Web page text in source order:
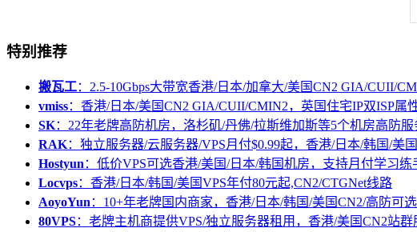
特别推荐
搬瓦工：2.5-10Gbps大带宽香港/日本/加拿大/美国CN2 GIA/CUII/
vmiss：香港/日本/美国CN2 GIA/CUII/CMIN2，英国住宅IP双ISP属
SK：22年老牌高防机房，洛杉矶/丹佛/拉斯维加斯等5个机房高防服
RAK：独立服务器/云服务器/VPS月付$0.99起，香港/日本/韩国/美
Hostyun ：低价VPS可选香港/美国/日本/韩国机房，支持月付学习练
Locvps：香港/日本/韩国/美国VPS年付80元起,CN2/CTGNet线路
AoyoYun ：10+年老牌国内商家，香港/日本/韩国/美国CN2/高防可
80VPS：老牌主机商提供VPS/独立服务器租用，香港/美国CN2站